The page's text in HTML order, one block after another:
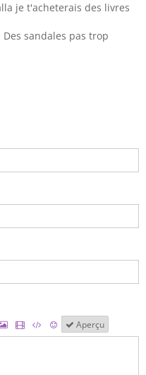
je t'acheterais des livres
sandales pas trop
Aperçu